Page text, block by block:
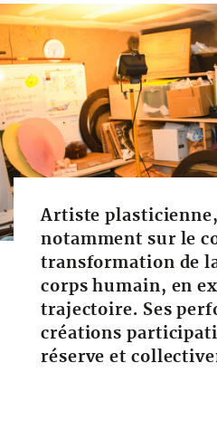
Artiste
notamment sur le
transformation de
corps humain, en
trajectoire. Ses
créations
réserve et